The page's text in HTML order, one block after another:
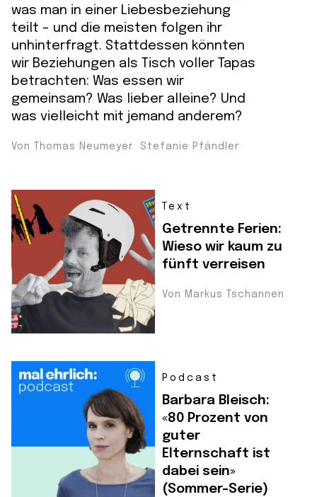
was man in einer Liebesbeziehung
teilt – und die meisten folgen ihr
unhinterfragt. Stattdessen könnten
wir Beziehungen als Tisch voller Tapas
betrachten: Was essen wir
gemeinsam? Was lieber alleine? Und
was vielleicht mit jemand anderem?
Von Thomas Neumeyer Stefanie Pfändler
Text
Getrennte Ferien:
Wieso wir kaum zu
fünft verreisen
Von Markus Tschannen
Podcast
Barbara Bleisch:
«80 Prozent von
guter
Elternschaft ist
dabei sein»
(Sommer-Serie)